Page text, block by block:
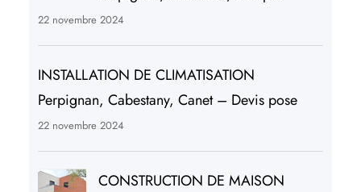
22 novembre 2024
INSTALLATION DE CLIMATISATION
Perpignan, Cabestany, Canet – Devis pose
22 novembre 2024
CONSTRUCTION DE MAISON